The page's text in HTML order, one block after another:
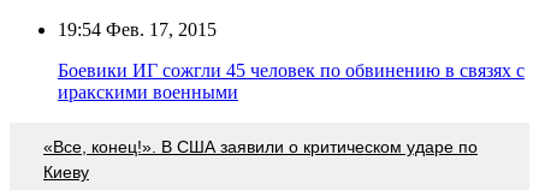
19:54 Фев. 17, 2015
Боевики ИГ сожгли 45 человек по обвинению в связях с
иракскими военными
«Все, конец!». В США заявили о критическом ударе по
Киеву